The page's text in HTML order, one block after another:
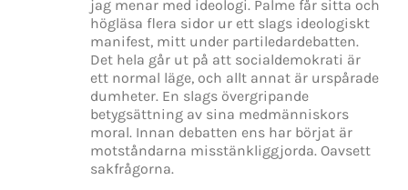
jag menar med ideologi. Palme får sitta och
högläsa flera sidor ur ett slags ideologiskt
manifest, mitt under partiledardebatten.
Det hela går ut på att socialdemokrati är
ett normal läge, och allt annat är urspårade
dumheter. En slags övergripande
betygsättning av sina medmänniskors
moral. Innan debatten ens har börjat är
motståndarna misstänkliggjorda. Oavsett
sakfrågorna.